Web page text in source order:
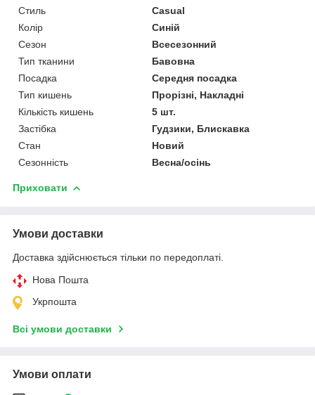
Стиль
Casual
Колір
Синій
Сезон
Всесезонний
Тип тканини
Бавовна
Посадка
Середня посадка
Тип кишень
Прорізні, Накладні
Кількість кишень
5 шт.
Застібка
Гудзики, Блискавка
Стан
Новий
Сезонність
Весна/осінь
Приховати
Умови доставки
Доставка здійснюється тільки по передоплаті.
Нова Пошта
Укрпошта
Всі умови доставки
Умови оплати